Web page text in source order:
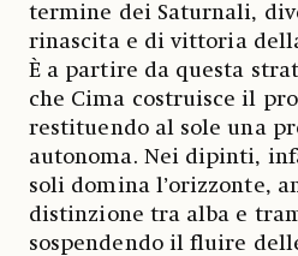
termine dei Saturnali,
rinascita e di vittoria
È a partire da questa
che Cima costruisce il
restituendo al sole una
autonoma. Nei dipinti,
soli domina l’orizzonte,
distinzione tra alba e
sospendendo il fluire